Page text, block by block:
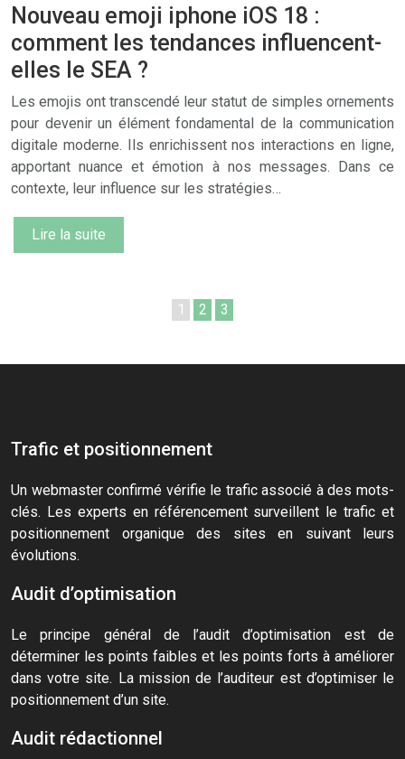
Nouveau emoji iphone iOS 18 :
comment les tendances influencent-
elles le SEA ?
Les emojis ont transcendé leur statut de simples ornements
pour devenir un élément fondamental de la communication
digitale moderne. Ils enrichissent nos interactions en ligne,
apportant nuance et émotion à nos messages. Dans ce
contexte, leur influence sur les stratégies…
Lire la suite
1 2 3
Trafic et positionnement
Un webmaster confirmé vérifie le trafic associé à des mots-
clés. Les experts en référencement surveillent le trafic et
positionnement organique des sites en suivant leurs
évolutions.
Audit d’optimisation
Le principe général de l’audit d’optimisation est de
déterminer les points faibles et les points forts à améliorer
dans votre site. La mission de l’auditeur est d’optimiser le
positionnement d’un site.
Audit rédactionnel